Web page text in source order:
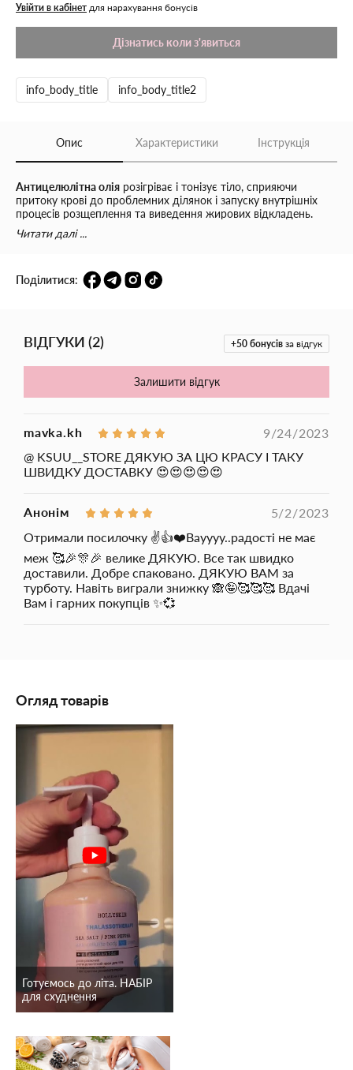
Увійти в кабінет для нарахування бонусів
Дізнатись коли з'явиться
info_body_title info_body_title2
Опис Характеристики Інструкція
Антицелюлітна олія розігріває і тонізує тіло, сприяючи
притоку крові до проблемних ділянок і запуску внутрішніх
процесів розщеплення та виведення жирових відкладень.
Помітно розгладжує шкіру, підвищуючи її пружність і
еластичність. Натуральні олії глибоко зволожують шкіру,
відновлює еластиново-колагеновий каркас шкіри, зберігає
водно-жировий баланс, вирівнює колір і робить шкіру
неймовірно гладенькою і ніжною. Екстракт рожевого перцю
руйнує та запобігає формуванню нових накопичень
підшкірного жиру, сприяючи швидкій втраті сантиметрів.
Читати далі ...
Поділитися:
+50 бонусів за відгук
ВІДГУКИ (2)
Залишити відгук
mavka.kh
9/24/2023
@ KSUU__STORE ДЯКУЮ ЗА ЦЮ КРАСУ І ТАКУ
ШВИДКУ ДОСТАВКУ 😍😍😍😍😍
Анонім
5/2/2023
Отримали посилочку ✌️👍❤️Вауууу..радості не має
меж 🥰🎉🎊🎉 велике ДЯКУЮ. Все так швидко
доставили. Добре спаковано. ДЯКУЮ ВАМ за
турботу. Навіть виграли знижку 🙈🤪🥰🥰🥰 Вдачі
Вам і гарних покупців ✨💞
Огляд товарів
Готуємось до літа. НАБІР
для схуднення